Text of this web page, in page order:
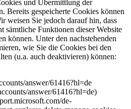
und Übermittlung der
Bereits gespeicherte Cookies können
weisen Sie jedoch darauf hin, dass
sämtliche Funktionen dieser Website
können. Unter den nachstehenden
wie Sie die Cookies bei den
(u.a. auch deaktivieren) können:
answer/61416?hl=de
answer/61416?hl=de)
de-